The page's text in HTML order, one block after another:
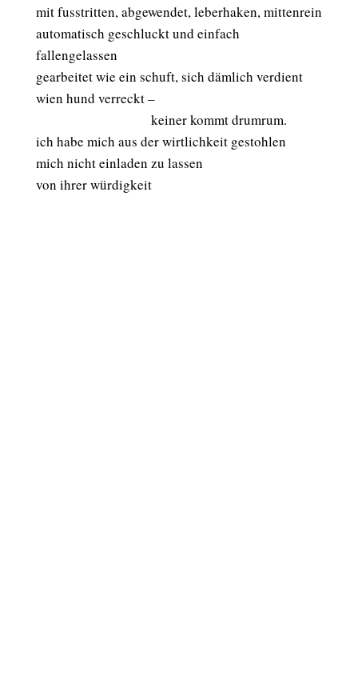
mit fusstritten, abgewendet, leberhaken, mittenrein
automatisch geschluckt und einfach
fallengelassen
gearbeitet wie ein schuft, sich dämlich verdient
wien hund verreckt –
keiner kommt drumrum.
ich habe mich aus der wirtlichkeit gestohlen
mich nicht einladen zu lassen
von ihrer würdigkeit